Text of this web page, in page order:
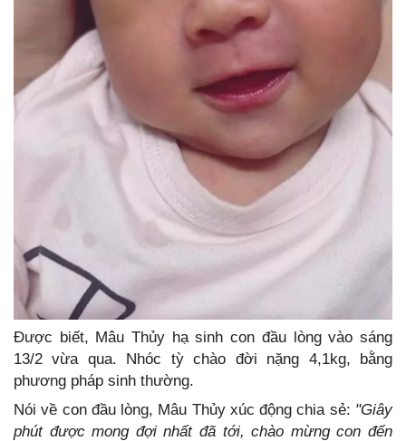
Được biết, Mâu Thủy hạ sinh con đầu lòng vào sáng
13/2 vừa qua. Nhóc tỳ chào đời nặng 4,1kg, bằng
phương pháp sinh thường.
Nói về con đầu lòng, Mâu Thủy xúc động chia sẻ: "Giây
phút được mong đợi nhất đã tới, chào mừng con đến